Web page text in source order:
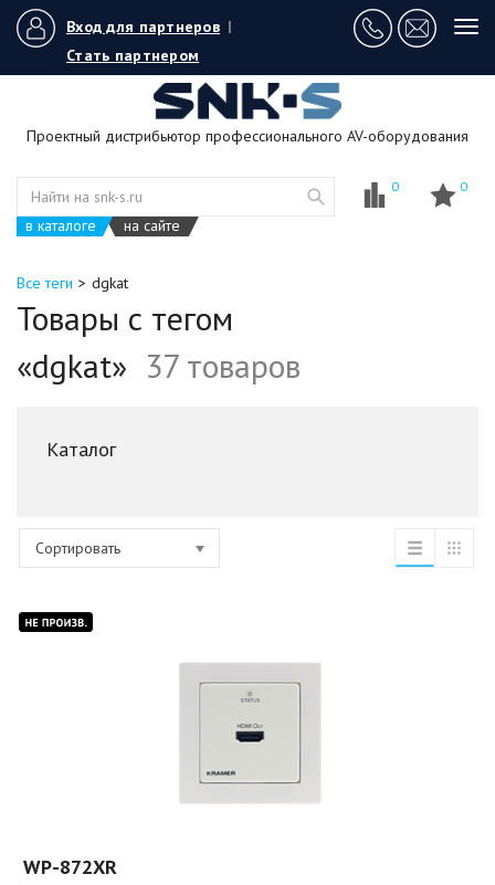
Вход для партнеров |
Стать партнером
Проектный дистрибьютор профессионального AV-оборудования
в каталоге на сайте
0 0
Все теги dgkat
Товары с тегом
«dgkat» 37 товаров
Каталог
Сортировать
WP-872XR